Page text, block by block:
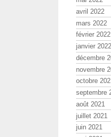
avril 2022
mars 2022
février 2022
janvier 2022
décembre
novembre
octobre
septembre
août 2021
juillet 2021
juin 2021